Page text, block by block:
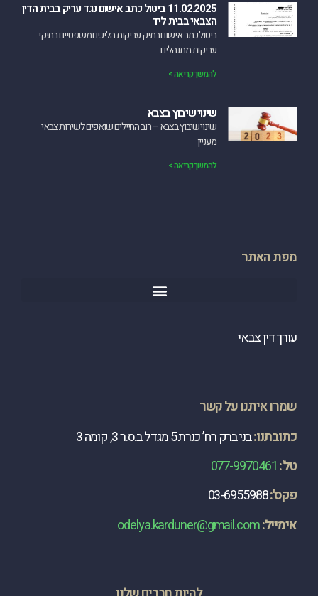
11.02.2025 ביטול כתב אישום נגד עריק בבית הדין
הצבאי בבית ליד
‏ביטול כתב אישום בתיק עריקות הליכים משפטיים בתיקי
עריקות מתנהלים
להמשך קריאה >
שינוי שיבוץ בצבא
שינוי שיבוץ בצבא – רוב החיילים שואפים לשירות צבאי
מעניין
להמשך קריאה >
מפת האתר
עורך דין צבאי
שמרו איתנו על קשר
כתובתנו:בני ברק רח’ כנרת 5 מגדל ב.ס.ר 3, קומה 3
טל':077-9970461
פקס':03-6955988
​אימייל:odelya.karduner@gmail.com